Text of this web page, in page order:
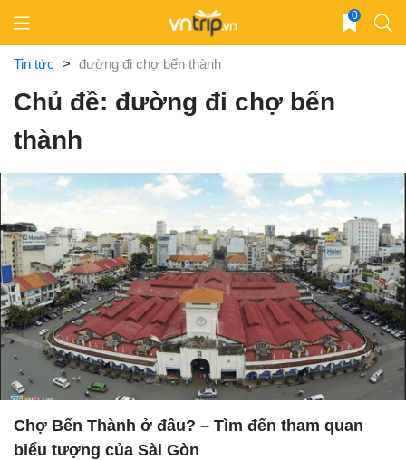
content
0
Tin tức > đường đi chợ bến thành
Chủ đề: đường đi chợ bến
thành
Chợ Bến Thành ở đâu? – Tìm đến tham quan
biểu tượng của Sài Gòn